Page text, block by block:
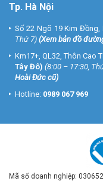
Tp. Hà Nội
Số 22 Ngõ 19 Kim Đồng,
Thứ 7) (Xem bản đồ
Km17+, QL32, Thôn Cao
Tây Đô) (8:00 – 17:30,
Hoài Đức cũ)
Hotline: 0989 067 969
Mã số doanh nghiệp: